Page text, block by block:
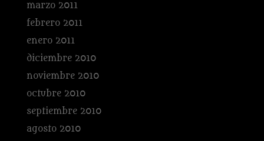
marzo 2011
febrero 2011
enero 2011
diciembre 2010
noviembre 2010
octubre 2010
septiembre 2010
agosto 2010